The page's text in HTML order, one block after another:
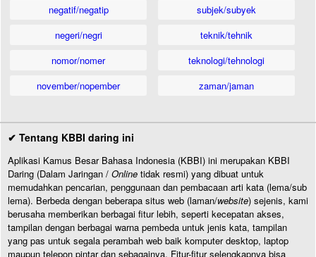
negatif/negatip
negeri/negri
nomor/nomer
november/nopember
subjek/subyek
teknik/tehnik
teknologi/tehnologi
zaman/jaman
✔ Tentang KBBI daring ini
Aplikasi Kamus Besar Bahasa Indonesia (KBBI) ini merupakan KBBI
Daring (Dalam Jaringan / Online tidak resmi) yang dibuat untuk
memudahkan pencarian, penggunaan dan pembacaan arti kata (lema/sub
lema). Berbeda dengan beberapa situs web (laman/website) sejenis, kami
berusaha memberikan berbagai fitur lebih, seperti kecepatan akses,
tampilan dengan berbagai warna pembeda untuk jenis kata, tampilan
yang pas untuk segala perambah web baik komputer desktop, laptop
maupun telepon pintar dan sebagainya. Fitur-fitur selengkapnya bisa